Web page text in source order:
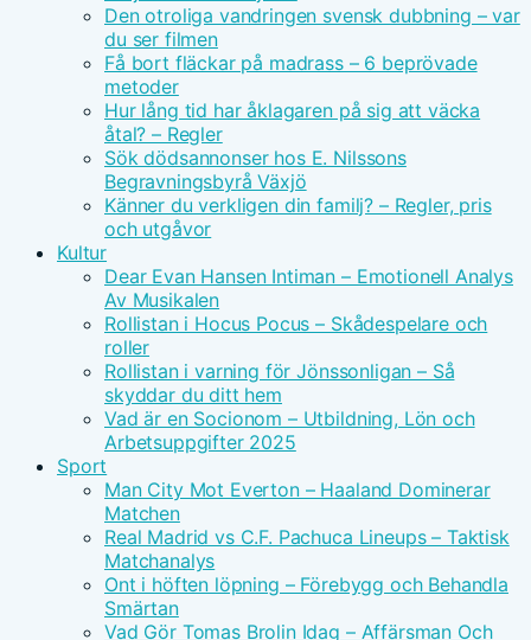
Den otroliga vandringen svensk dubbning – var
du ser filmen
Få bort fläckar på madrass – 6 beprövade
metoder
Hur lång tid har åklagaren på sig att väcka
åtal? – Regler
Sök dödsannonser hos E. Nilssons
Begravningsbyrå Växjö
Känner du verkligen din familj? – Regler, pris
och utgåvor
Kultur
Dear Evan Hansen Intiman – Emotionell Analys
Av Musikalen
Rollistan i Hocus Pocus – Skådespelare och
roller
Rollistan i varning för Jönssonligan – Så
skyddar du ditt hem
Vad är en Socionom – Utbildning, Lön och
Arbetsuppgifter 2025
Sport
Man City Mot Everton – Haaland Dominerar
Matchen
Real Madrid vs C.F. Pachuca Lineups – Taktisk
Matchanalys
Ont i höften löpning – Förebygg och Behandla
Smärtan
Vad Gör Tomas Brolin Idag – Affärsman Och